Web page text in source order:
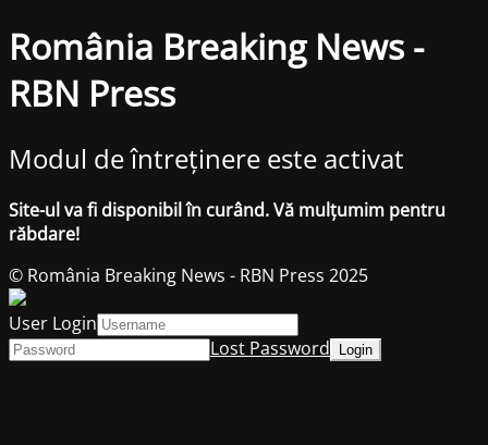
România Breaking News -
RBN Press
Modul de întreținere este activat
Site-ul va fi disponibil în curând. Vă mulțumim pentru
răbdare!
© România Breaking News - RBN Press 2025
User Login
Lost Password